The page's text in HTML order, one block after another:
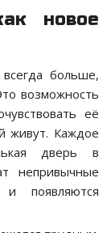
новое
больше,
возможность
её
живут. Каждое
дверь в
непривычные
появляются